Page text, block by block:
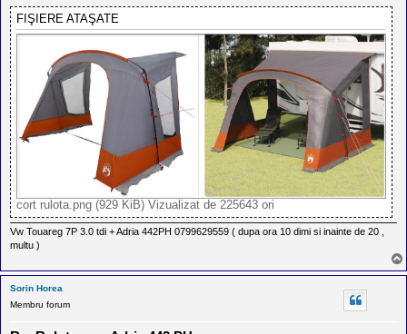
FIŞIERE ATAŞATE
cort rulota.png (929 KiB) Vizualizat de 225643 ori
Vw Touareg 7P 3.0 tdi + Adria 442PH 0799629559 ( dupa ora 10 dimi si inainte de 20 ,
multu )
Sorin Horea
Membru forum